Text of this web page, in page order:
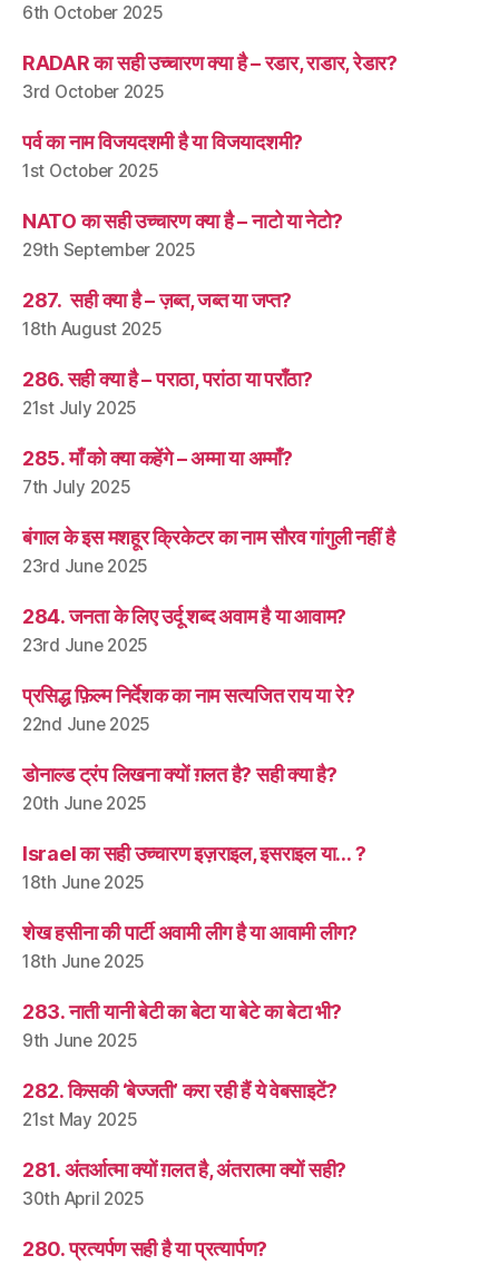
6th October 2025
RADAR का सही उच्चारण क्या है – रडार, राडार, रेडार?
3rd October 2025
पर्व का नाम विजयदशमी है या विजयादशमी?
1st October 2025
NATO का सही उच्चारण क्या है – नाटो या नेटो?
29th September 2025
287. सही क्या है – ज़ब्त, जब्त या जप्त?
18th August 2025
286. सही क्या है – पराठा, परांठा या पराँठा?
21st July 2025
285. माँ को क्या कहेंगे – अम्मा या अम्माँ?
7th July 2025
बंगाल के इस मशहूर क्रिकेटर का नाम सौरव गांगुली नहीं है
23rd June 2025
284. जनता के लिए उर्दू शब्द अवाम है या आवाम?
23rd June 2025
प्रसिद्ध फ़िल्म निर्देशक का नाम सत्यजित राय या रे?
22nd June 2025
डोनाल्ड ट्रंप लिखना क्यों ग़लत है? सही क्या है?
20th June 2025
Israel का सही उच्चारण इज़राइल, इसराइल या… ?
18th June 2025
शेख हसीना की पार्टी अवामी लीग है या आवामी लीग?
18th June 2025
283. नाती यानी बेटी का बेटा या बेटे का बेटा भी?
9th June 2025
282. किसकी ‘बेज्जती’ करा रही हैं ये वेबसाइटें?
21st May 2025
281. अंतर्आत्मा क्यों ग़लत है, अंतरात्मा क्यों सही?
30th April 2025
280. प्रत्यर्पण सही है या प्रत्यार्पण?